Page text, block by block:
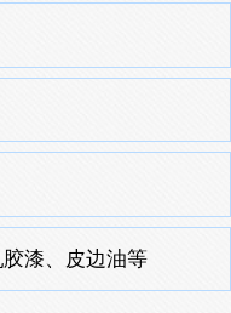
漆、皮边油等